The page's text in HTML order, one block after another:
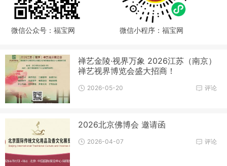
微信公众号：福宝网 微信小程序：福宝网
禅艺金陵·视界万象 2026江苏（南京）
禅艺视界博览会盛大招商！
评论
2026-05-20
2026北京佛博会 邀请函
评论
2026-04-07